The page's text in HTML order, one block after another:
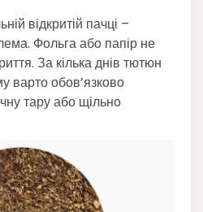
відкритій пачці –
Фольга або папір не
За кілька днів тютюн
варто обов’язково
тару або щільно